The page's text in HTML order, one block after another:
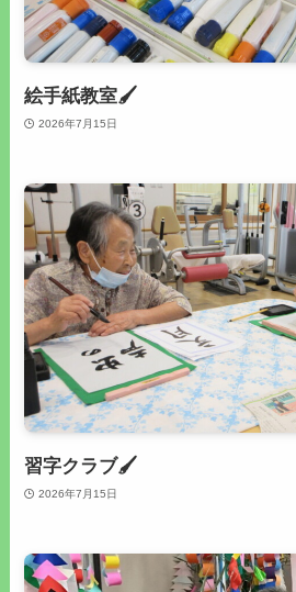
絵手紙教室🖌
2026年7月15日
習字クラブ🖌
2026年7月15日